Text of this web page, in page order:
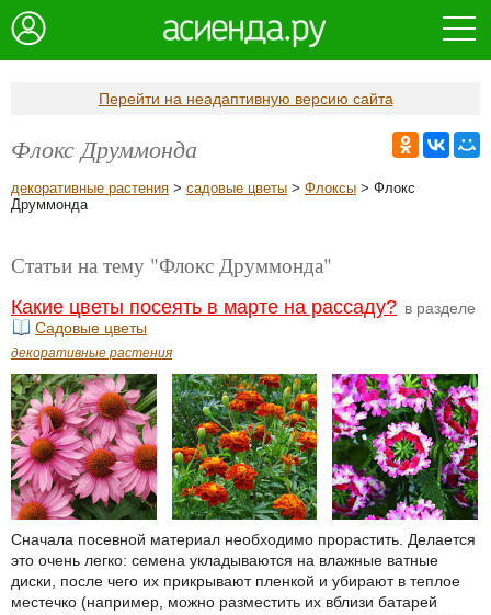
Перейти на неадаптивную версию сайта
Флокс Друммонда
декоративные растения > садовые цветы > Флоксы > Флокс
Друммонда
Статьи на тему "Флокс Друммонда"
Какие цветы посеять в марте на рассаду? в разделе
Садовые цветы
декоративные растения
Сначала посевной материал необходимо прорастить. Делается
это очень легко: семена укладываются на влажные ватные
диски, после чего их прикрывают пленкой и убирают в теплое
местечко (например, можно разместить их вблизи батарей